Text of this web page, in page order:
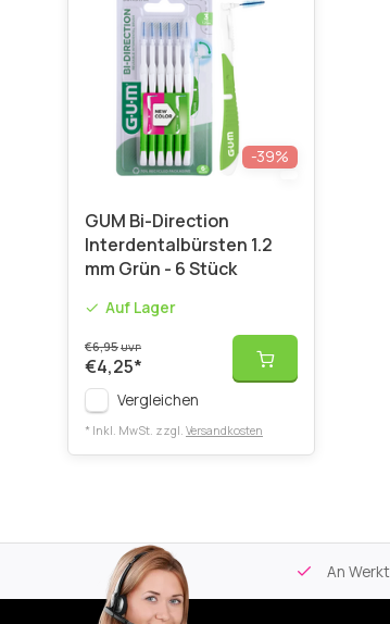
-39%
GUM Bi-Direction
Interdentalbürsten 1.2
mm Grün - 6 Stück
Auf Lager
€6,95UVP
€4,25*
Vergleichen
* Inkl. MwSt. zzgl. Versandkosten
Kostenloser Versand An